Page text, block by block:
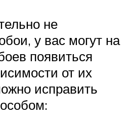
не
у вас могут на
появиться
от их
исправить